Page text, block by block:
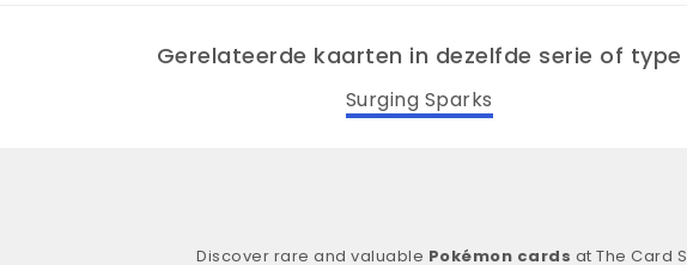
Gerelateerde kaarten in dezelfde serie of type
Surging Sparks
Discover rare and valuable Pokémon cards at The Card